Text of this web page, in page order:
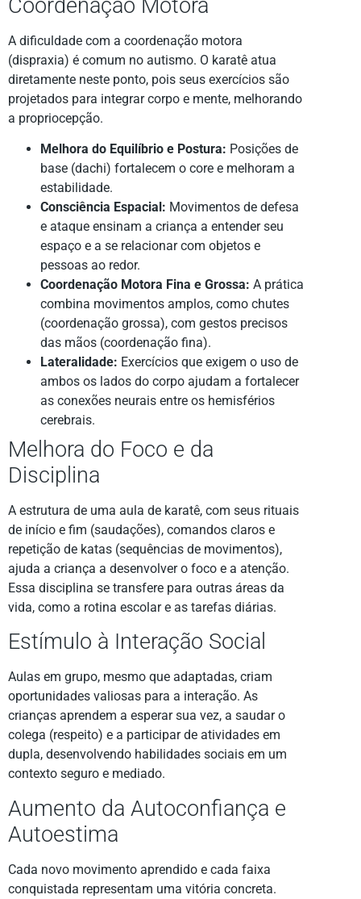
Coordenação Motora
A dificuldade com a coordenação motora
(dispraxia) é comum no autismo. O karatê atua
diretamente neste ponto, pois seus exercícios são
projetados para integrar corpo e mente, melhorando
a propriocepção.
Melhora do Equilíbrio e Postura: Posições de
base (dachi) fortalecem o core e melhoram a
estabilidade.
Consciência Espacial: Movimentos de defesa
e ataque ensinam a criança a entender seu
espaço e a se relacionar com objetos e
pessoas ao redor.
Coordenação Motora Fina e Grossa: A prática
combina movimentos amplos, como chutes
(coordenação grossa), com gestos precisos
das mãos (coordenação fina).
Lateralidade: Exercícios que exigem o uso de
ambos os lados do corpo ajudam a fortalecer
as conexões neurais entre os hemisférios
cerebrais.
Melhora do Foco e da
Disciplina
A estrutura de uma aula de karatê, com seus rituais
de início e fim (saudações), comandos claros e
repetição de katas (sequências de movimentos),
ajuda a criança a desenvolver o foco e a atenção.
Essa disciplina se transfere para outras áreas da
vida, como a rotina escolar e as tarefas diárias.
Estímulo à Interação Social
Aulas em grupo, mesmo que adaptadas, criam
oportunidades valiosas para a interação. As
crianças aprendem a esperar sua vez, a saudar o
colega (respeito) e a participar de atividades em
dupla, desenvolvendo habilidades sociais em um
contexto seguro e mediado.
Aumento da Autoconfiança e
Autoestima
Cada novo movimento aprendido e cada faixa
conquistada representam uma vitória concreta.